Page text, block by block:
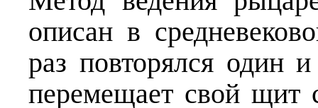
описан в
раз повторялся один
перемещает свой щит